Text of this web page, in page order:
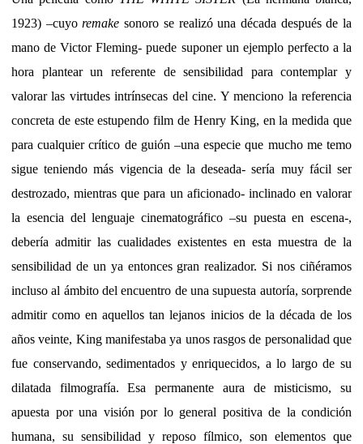
1923) –cuyoremake sonoro se realizó una década después de la
mano de Victor Fleming- puede suponer un ejemplo perfecto a la
hora plantear un referente de sensibilidad para contemplar y
valorar las virtudes intrínsecas del cine. Y menciono la referencia
concreta de este estupendo film de Henry King, en la medida que
para cualquier crítico de guión –una especie que mucho me temo
sigue teniendo más vigencia de la deseada- sería muy fácil ser
destrozado, mientras que para un aficionado- inclinado en valorar
la esencia del lenguaje cinematográfico –su puesta en escena-,
debería admitir las cualidades existentes en esta muestra de la
sensibilidad de un ya entonces gran realizador. Si nos ciñéramos
incluso al ámbito del encuentro de una supuesta autoría, sorprende
admitir como en aquellos tan lejanos inicios de la década de los
años veinte, King manifestaba ya unos rasgos de personalidad que
fue conservando, sedimentados y enriquecidos, a lo largo de su
dilatada filmografía. Esa permanente aura de misticismo, su
apuesta por una visión por lo general positiva de la condición
humana, su sensibilidad y reposo fílmico, son elementos que